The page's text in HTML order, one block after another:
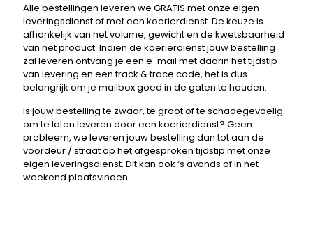
Alle bestellingen leveren we GRATIS met onze eigen
leveringsdienst of met een koerierdienst. De keuze is
afhankelijk van het volume, gewicht en de kwetsbaarheid
van het product. Indien de koerierdienst jouw bestelling
zal leveren ontvang je een e-mail met daarin het tijdstip
van levering en een track & trace code, het is dus
belangrijk om je mailbox goed in de gaten te houden.
Is jouw bestelling te zwaar, te groot of te schadegevoelig
om te laten leveren door een koerierdienst? Geen
probleem, we leveren jouw bestelling dan tot aan de
voordeur / straat op het afgesproken tijdstip met onze
eigen leveringsdienst. Dit kan ook ‘s avonds of in het
weekend plaatsvinden.